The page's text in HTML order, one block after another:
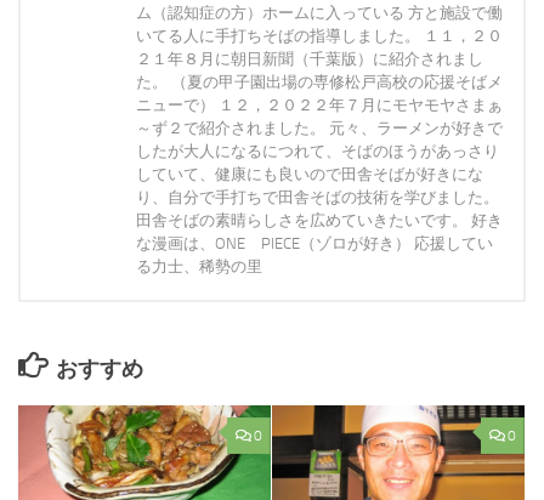
ム（認知症の方）ホームに入っている 方と施設で働
いてる人に手打ちそばの指導しました。 １１，２０
２１年８月に朝日新聞（千葉版）に紹介されまし
た。 （夏の甲子園出場の専修松戸高校の応援そばメ
ニューで） １２，２０２２年７月にモヤモヤさまぁ
～ず２で紹介されました。 元々、ラーメンが好きで
したが大人になるにつれて、そばのほうがあっさり
していて、健康にも良いので田舎そばが好きにな
り、自分で手打ちで田舎そばの技術を学びました。
田舎そばの素晴らしさを広めていきたいです。 好き
な漫画は、ONE PIECE（ゾロが好き） 応援してい
る力士、稀勢の里
おすすめ
0 0